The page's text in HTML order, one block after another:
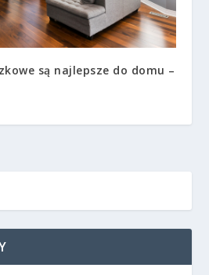
są najlepsze do domu –